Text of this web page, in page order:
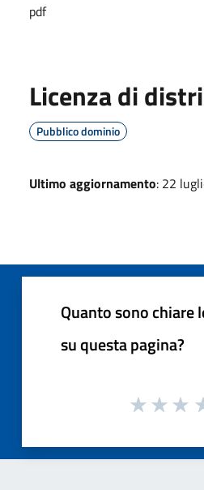
pdf
Licenza di
Pubblico dominio
Ultimo aggiornamento: 22
Quanto sono chiare
su questa pagina?